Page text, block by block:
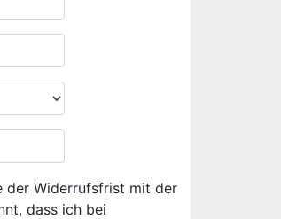
der Widerrufsfrist mit der
dass ich bei